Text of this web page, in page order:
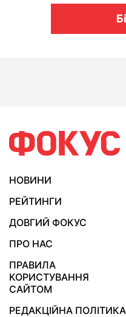
НОВИНИ
РЕЙТИНГИ
ДОВГИЙ ФОКУС
ПРО НАС
ПРАВИЛА
КОРИСТУВАННЯ
САЙТОМ
РЕДАКЦІЙНА ПОЛІТИКА